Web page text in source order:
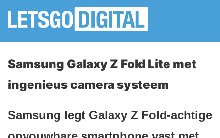
Samsung Galaxy Z Fold Lite met
ingenieus camera systeem
Samsung legt Galaxy Z Fold-achtige